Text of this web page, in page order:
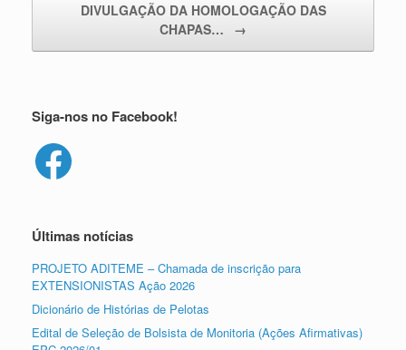
DIVULGAÇÃO DA HOMOLOGAÇÃO DAS
CHAPAS…
→
Siga-nos no Facebook!
Facebook
Últimas notícias
PROJETO ADITEME – Chamada de inscrição para
EXTENSIONISTAS Ação 2026
Dicionário de Histórias de Pelotas
Edital de Seleção de Bolsista de Monitoria (Ações Afirmativas)